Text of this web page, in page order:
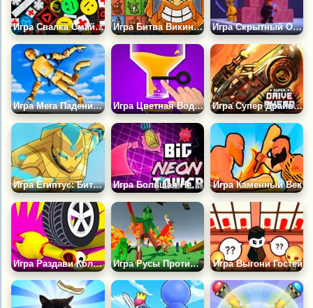
Игра Свалка Смайликов Игра Битва Викингов Игра Скрытный Охотник
Игра Мега Падение: Симулятор Рэгдолла Игра Цветная Вода и Булавка Игра Супер Драйв Вперед
Игра Египтус: Битва в Пустыне Игра Большая Неоновая Башня Против Крошечного Квадрата Игра Каменный Век
Игра Раздави Колесом Игра Русы Против Ящеров: Баллада о Колодце Игра Выгони Гостей